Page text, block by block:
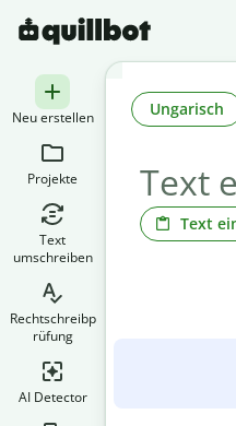
Neu erstellen
Projekte
Text
umschreiben
Rechtschreibp
rüfung
AI Detector
Text
Ungarisch